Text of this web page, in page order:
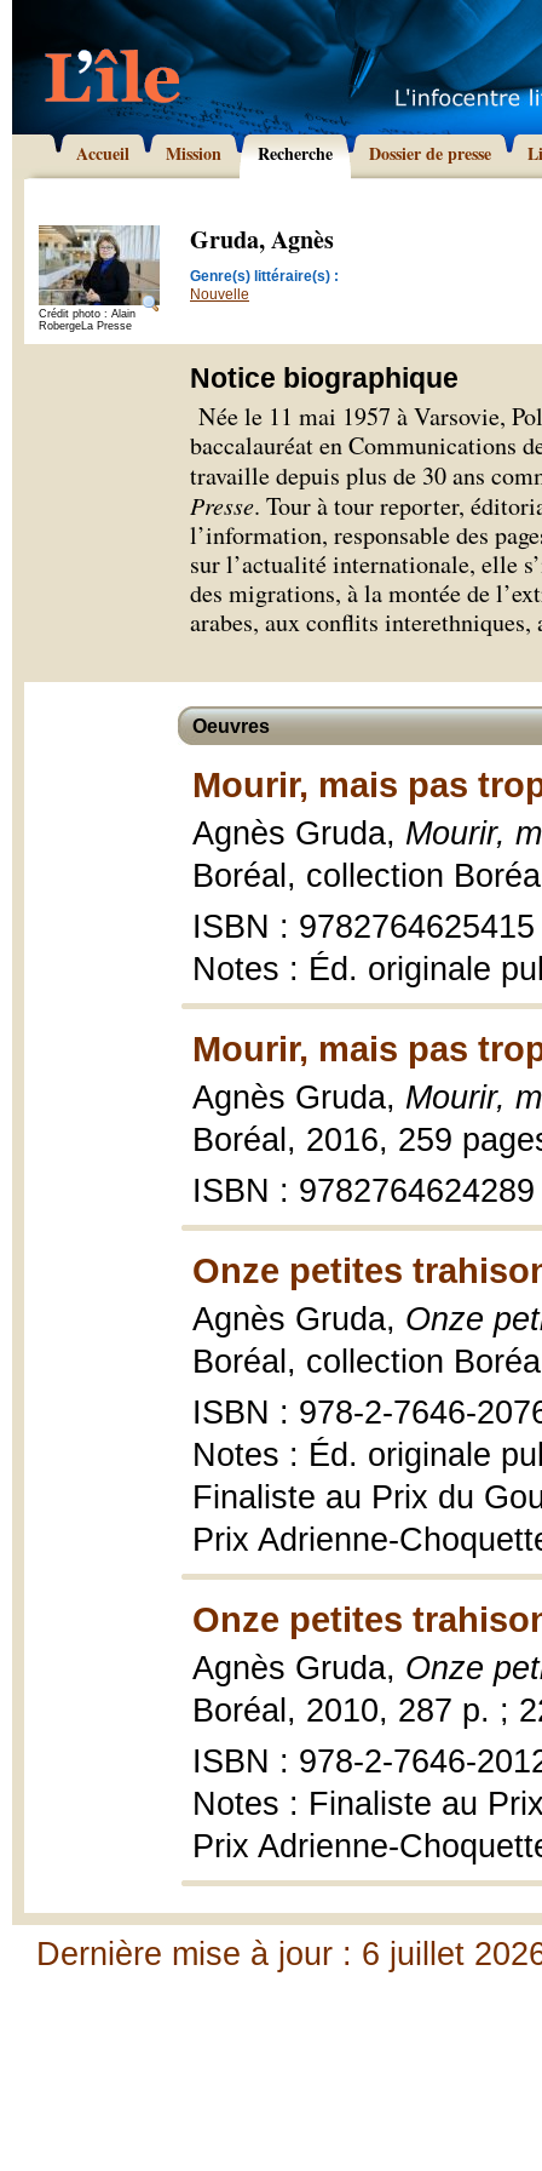
Accueil Mission Recherche Dossier de presse
Crédit photo : Alain
RobergeLa Presse
Gruda, Agnès
Genre(s) littéraire(s) :
Nouvelle
Notice biographique
Née le 11 mai 1957 à Varsovie,
baccalauréat en Communications
travaille depuis plus de 30 ans
Presse. Tour à tour reporter,
l’information, responsable des
sur l’actualité internationale, elle
des migrations, à la montée de
arabes, aux conflits interethniques,
Oeuvres
Mourir, mais pas
Agnès Gruda, Mourir,
Boréal, collection
ISBN : 9782764625415
Notes : Éd. originale
Mourir, mais pas
Agnès Gruda, Mourir,
Boréal, 2016, 259
ISBN : 9782764624289
Onze petites
Agnès Gruda, Onze
Boréal, collection
ISBN : 978-2-7646-
Notes : Éd. originale
Finaliste au Prix du
Prix Adrienne-
Onze petites
Agnès Gruda, Onze
Boréal, 2010, 287 p. ;
ISBN : 978-2-7646-
Notes : Finaliste au
Prix Adrienne-
Dernière mise à jour : 6 juillet